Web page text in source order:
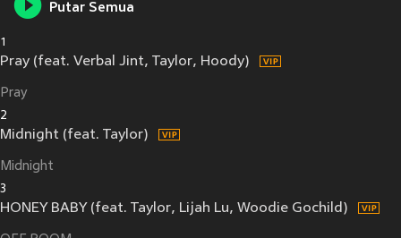
Putar Semua
1
Pray (feat. Verbal Jint, Taylor, Hoody)
Pray
2
Midnight (feat. Taylor)
Midnight
3
HONEY BABY (feat. Taylor, Lijah Lu, Woodie Gochild)